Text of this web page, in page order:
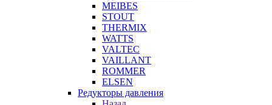
MEIBES
STOUT
THERMIX
WATTS
VALTEC
VAILLANT
ROMMER
ELSEN
Редукторы давления